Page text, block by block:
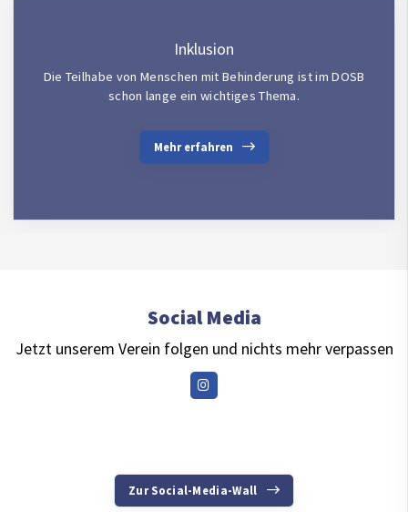
Inklusion
Die Teilhabe von Menschen mit Behinderung ist im DOSB
schon lange ein wichtiges Thema.
Mehr erfahren
Social Media
Jetzt unserem Verein folgen und nichts mehr verpassen
Zur Social-Media-Wall